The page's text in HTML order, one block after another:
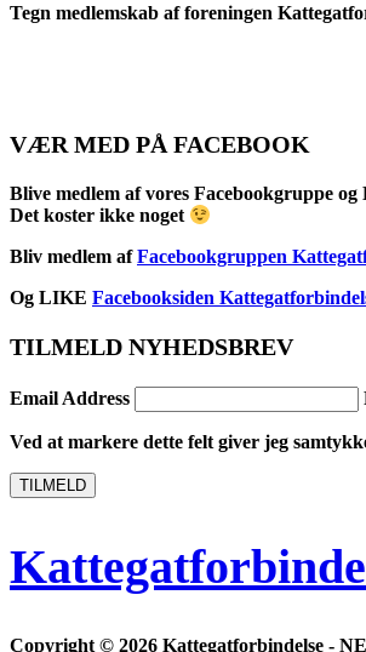
Tegn medlemskab af foreningen
VÆR MED PÅ FACEBOOK
Blive medlem af vores Facebookgruppe
Det koster ikke noget
Bliv medlem afFacebookgruppen
Og LIKE Facebooksiden
TILMELD NYHEDSBREV
Email Address
Ved at markere dette felt giver jeg
TILMELD
Copyright © 2026 Kattegatforbindelse -